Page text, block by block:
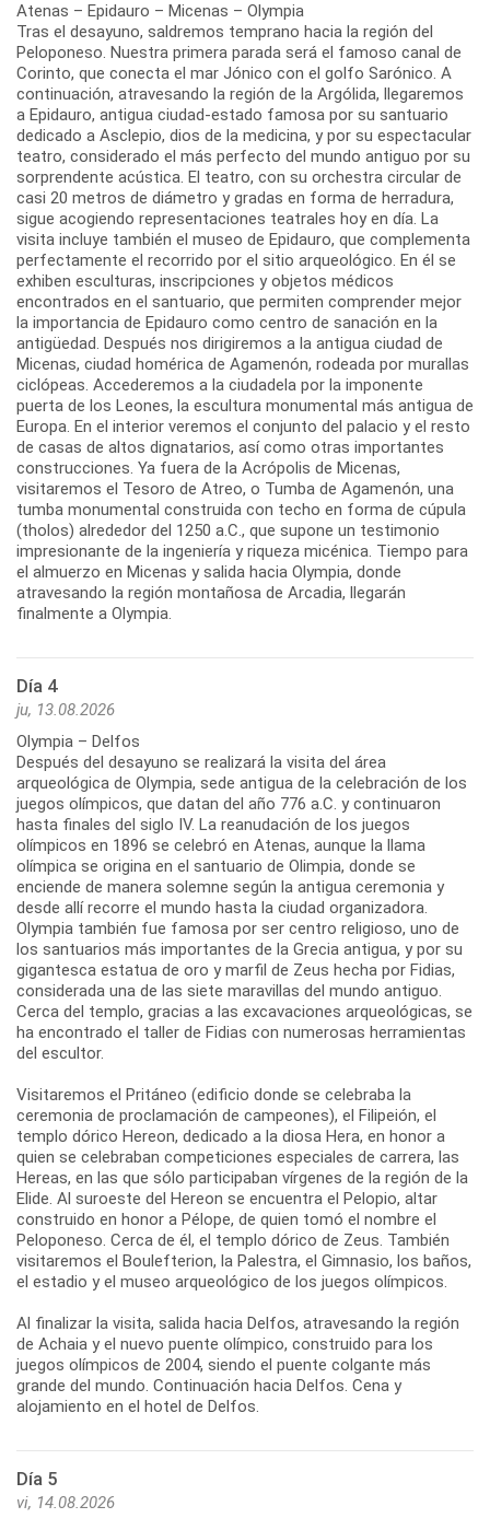
Atenas – Epidauro – Micenas – Olympia
Tras el desayuno, saldremos temprano hacia la región del
Peloponeso. Nuestra primera parada será el famoso canal de
Corinto, que conecta el mar Jónico con el golfo Sarónico. A
continuación, atravesando la región de la Argólida, llegaremos
a Epidauro, antigua ciudad-estado famosa por su santuario
dedicado a Asclepio, dios de la medicina, y por su espectacular
teatro, considerado el más perfecto del mundo antiguo por su
sorprendente acústica. El teatro, con su orchestra circular de
casi 20 metros de diámetro y gradas en forma de herradura,
sigue acogiendo representaciones teatrales hoy en día. La
visita incluye también el museo de Epidauro, que complementa
perfectamente el recorrido por el sitio arqueológico. En él se
exhiben esculturas, inscripciones y objetos médicos
encontrados en el santuario, que permiten comprender mejor
la importancia de Epidauro como centro de sanación en la
antigüedad. Después nos dirigiremos a la antigua ciudad de
Micenas, ciudad homérica de Agamenón, rodeada por murallas
ciclópeas. Accederemos a la ciudadela por la imponente
puerta de los Leones, la escultura monumental más antigua de
Europa. En el interior veremos el conjunto del palacio y el resto
de casas de altos dignatarios, así como otras importantes
construcciones. Ya fuera de la Acrópolis de Micenas,
visitaremos el Tesoro de Atreo, o Tumba de Agamenón, una
tumba monumental construida con techo en forma de cúpula
(tholos) alrededor del 1250 a.C., que supone un testimonio
impresionante de la ingeniería y riqueza micénica. Tiempo para
el almuerzo en Micenas y salida hacia Olympia, donde
atravesando la región montañosa de Arcadia, llegarán
Día 4
ju, 13.08.2026
Olympia – Delfos
Después del desayuno se realizará la visita del área
arqueológica de Olympia, sede antigua de la celebración de los
juegos olímpicos, que datan del año 776 a.C. y continuaron
hasta finales del siglo IV. La reanudación de los juegos
olímpicos en 1896 se celebró en Atenas, aunque la llama
olímpica se origina en el santuario de Olimpia, donde se
enciende de manera solemne según la antigua ceremonia y
desde allí recorre el mundo hasta la ciudad organizadora.
Olympia también fue famosa por ser centro religioso, uno de
los santuarios más importantes de la Grecia antigua, y por su
gigantesca estatua de oro y marfil de Zeus hecha por Fidias,
considerada una de las siete maravillas del mundo antiguo.
Cerca del templo, gracias a las excavaciones arqueológicas, se
ha encontrado el taller de Fidias con numerosas herramientas
del escultor.
Visitaremos el Pritáneo (edificio donde se celebraba la
ceremonia de proclamación de campeones), el Filipeión, el
templo dórico Hereon, dedicado a la diosa Hera, en honor a
quien se celebraban competiciones especiales de carrera, las
Hereas, en las que sólo participaban vírgenes de la región de la
Elide. Al suroeste del Hereon se encuentra el Pelopio, altar
construido en honor a Pélope, de quien tomó el nombre el
Peloponeso. Cerca de él, el templo dórico de Zeus. También
visitaremos el Boulefterion, la Palestra, el Gimnasio, los baños,
el estadio y el museo arqueológico de los juegos olímpicos.
Al finalizar la visita, salida hacia Delfos, atravesando la región
de Achaia y el nuevo puente olímpico, construido para los
juegos olímpicos de 2004, siendo el puente colgante más
grande del mundo. Continuación hacia Delfos. Cena y
Día 5
vi, 14.08.2026